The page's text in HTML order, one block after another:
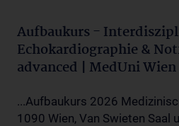
Aufbaukurs -
Echokardiographie &
advanced | MedUni Wien
...Aufbaukurs 2026
1090 Wien, Van Swieten Saal